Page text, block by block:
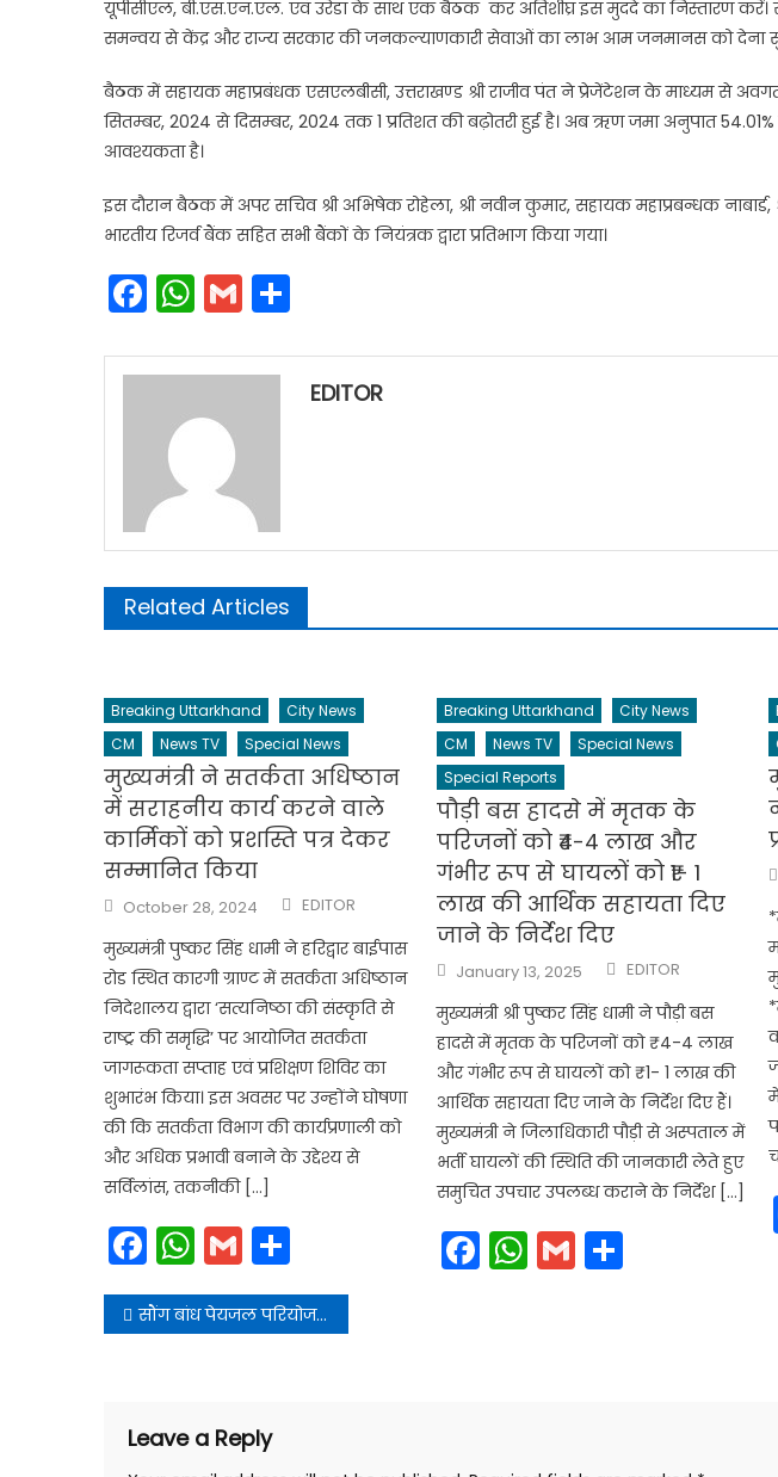
यूपीसीएल, बी.एस.एन.एल. एवं उरेडा के साथ एक बैठक कर अतिशीघ्र इस मुददे का निस्तारण
समन्वय से केंद्र और राज्य सरकार की जनकल्याणकारी सेवाओं का लाभ आम जनमानस को देना
बैठक में सहायक महाप्रबंधक एसएलबीसी, उत्तराखण्ड श्री राजीव पंत ने प्रेजेंटेशन के माध्यम से
सितम्बर, 2024 से दिसम्बर, 2024 तक 1 प्रतिशत की बढ़ोतरी हुई है। अब ऋण जमा अनुपात
आवश्यकता है।
इस दौरान बैठक में अपर सचिव श्री अभिषेक रोहेला, श्री नवीन कुमार, सहायक महाप्रबन्धक नाबार्ड,
भारतीय रिजर्व बैंक सहित सभी बैंकों के नियंत्रक द्वारा प्रतिभाग किया गया।
Facebook
WhatsApp
Gmail
EDITOR
Related Articles
Breaking Uttarkhand
City News
CM
News TV Special News
मुख्यमंत्री ने सतर्कता अधिष्ठान
में सराहनीय कार्य करने वाले
कार्मिकों को प्रशस्ति पत्र देकर
सम्मानित किया
Posted
on
October 28, 2024 Author
EDITOR
मुख्यमंत्री पुष्कर सिंह धामी ने हरिद्वार बाईपास
रोड स्थित कारगी ग्राण्ट में सतर्कता अधिष्ठान
निदेशालय द्वारा ‘सत्यनिष्ठा की संस्कृति से
राष्ट्र की समृद्धि’ पर आयोजित सतर्कता
जागरूकता सप्ताह एवं प्रशिक्षण शिविर का
शुभारंभ किया। इस अवसर पर उन्होंने घोषणा
की कि सतर्कता विभाग की कार्यप्रणाली को
और अधिक प्रभावी बनाने के उद्देश्य से
सर्विलांस, तकनीकी […]
Facebook
WhatsApp
Gmail
Breaking Uttarkhand
City News
CM
News TV
Special News
Special Reports
पौड़ी बस हादसे में मृतक के
परिजनों को ₹4-4 लाख और
गंभीर रूप से घायलों को ₹1- 1
लाख की आर्थिक सहायता दिए
जाने के निर्देश दिए
Posted
on
January 13, 2025 Author
EDITOR
मुख्यमंत्री श्री पुष्कर सिंह धामी ने पौड़ी बस
हादसे में मृतक के परिजनों को ₹4-4 लाख
और गंभीर रूप से घायलों को ₹1- 1 लाख की
आर्थिक सहायता दिए जाने के निर्देश दिए हैं।
मुख्यमंत्री ने जिलाधिकारी पौड़ी से अस्पताल में
भर्ती घायलों की स्थिति की जानकारी लेते हुए
समुचित उपचार उपलब्ध कराने के निर्देश […]
Facebook
WhatsApp
GmailShare
Post
navigation
सौंग बांध पेयजल परियोजना से जल संकट का समाधान
Leave a Reply